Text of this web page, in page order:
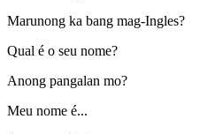
Marunong ka bang mag-Ingles?
Qual é o seu nome?
Anong pangalan mo?
Meu nome é...